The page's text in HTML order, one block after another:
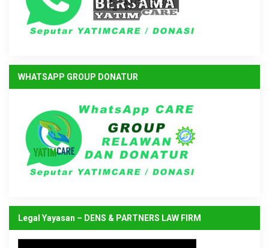
WHATSAPP GROUP DONATUR
Legal Yayasan – DENS & PARTNERS LAW FIRM